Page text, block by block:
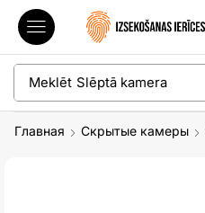
Meklēt Slēptā kamera
Главная Скрытые камеры